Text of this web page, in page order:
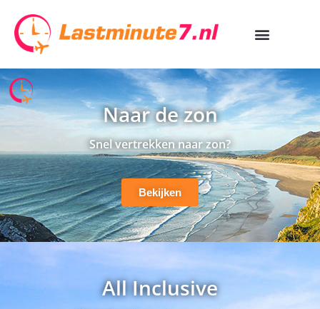
Naar de zon
Snel vertrekken naar zon?
Bekijken
All Inclusive